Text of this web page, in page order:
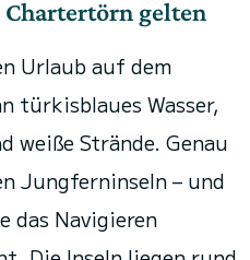
gelten
Urlaub auf dem
türkisblaues Wasser,
weiße Strände. Genau
Jungferninseln – und
das Navigieren